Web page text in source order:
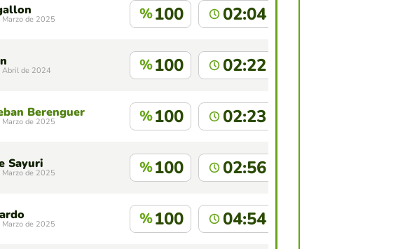
Marzo de 2025 %100 02:04
Abril de 2024 %100 02:22
Berenguer
Marzo de 2025 %100 02:23
Sayuri
Marzo de 2025 %100 02:56
Marzo de 2025 %100 04:54